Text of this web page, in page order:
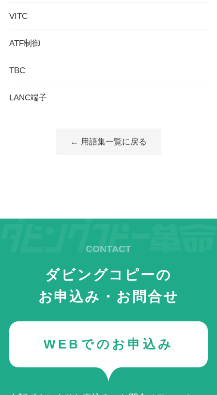
VITC
ATF制御
TBC
LANC端子
← 用語集一覧に戻る
ダビングコピーの
お申込み・お問合せ
WEBでのお申込み